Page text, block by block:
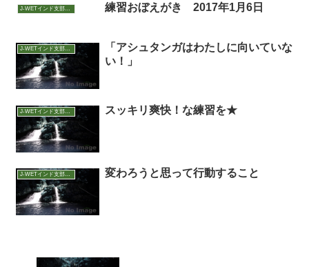
J-WETインド支部～ヨガのこころ～ 練習おぼえがき 2017年1月6日
J-WETインド支部～ヨガのこころ～
「アシュタンガはわたしに向いていな
い！」
J-WETインド支部～ヨガのこころ～ スッキリ爽快！な練習を★
J-WETインド支部～ヨガのこころ～ 変わろうと思って行動すること